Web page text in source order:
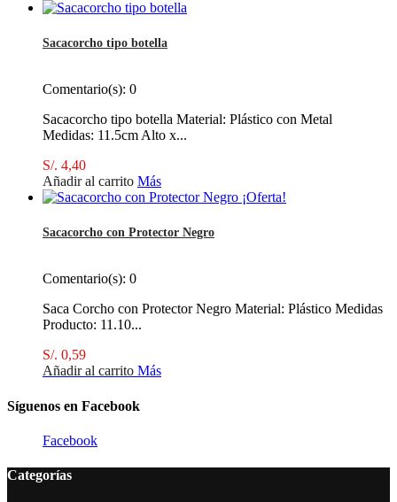
Sacacorcho tipo botella
Comentario(s): 0
Sacacorcho tipo botella Material: Plástico con Metal
Medidas: 11.5cm Alto x...
S/. 4,40
Añadir al carrito Más
¡Oferta!
Sacacorcho con Protector Negro
Comentario(s): 0
Saca Corcho con Protector Negro Material: Plástico Medidas
Producto: 11.10...
S/. 0,59
Añadir al carrito Más
Síguenos en Facebook
Facebook
Categorías